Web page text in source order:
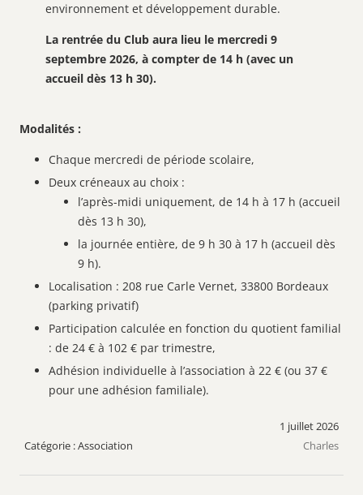
environnement et développement durable.
La rentrée du Club aura lieu le mercredi 9
septembre 2026, à compter de 14 h (avec un
accueil dès 13 h 30).
Modalités :
Chaque mercredi de période scolaire,
Deux créneaux au choix :
l’après-midi uniquement, de 14 h à 17 h (accueil
dès 13 h 30),
la journée entière, de 9 h 30 à 17 h (accueil dès
9 h).
Localisation : 208 rue Carle Vernet, 33800 Bordeaux
(parking privatif)
Participation calculée en fonction du quotient familial
: de 24 € à 102 € par trimestre,
Adhésion individuelle à l’association à 22 € (ou 37 €
pour une adhésion familiale).
Association
1 juillet 2026
Charles